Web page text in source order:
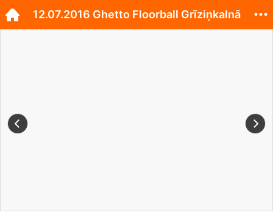
12.07.2016 Ghetto Floorball Grīziņkalnā